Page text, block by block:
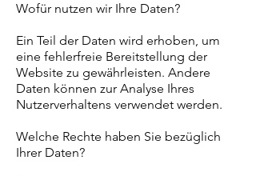
Wofür nutzen wir Ihre Daten?
Ein Teil der Daten wird erhoben, um
eine fehlerfreie Bereitstellung der
Website zu gewährleisten. Andere
Daten können zur Analyse Ihres
Nutzerverhaltens verwendet werden.
Welche Rechte haben Sie bezüglich
Ihrer Daten?